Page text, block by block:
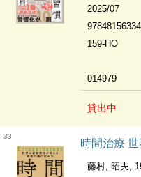
2025/07
159-HO
014979
貸出中
33
時間治療 世
藤村, 昭夫,